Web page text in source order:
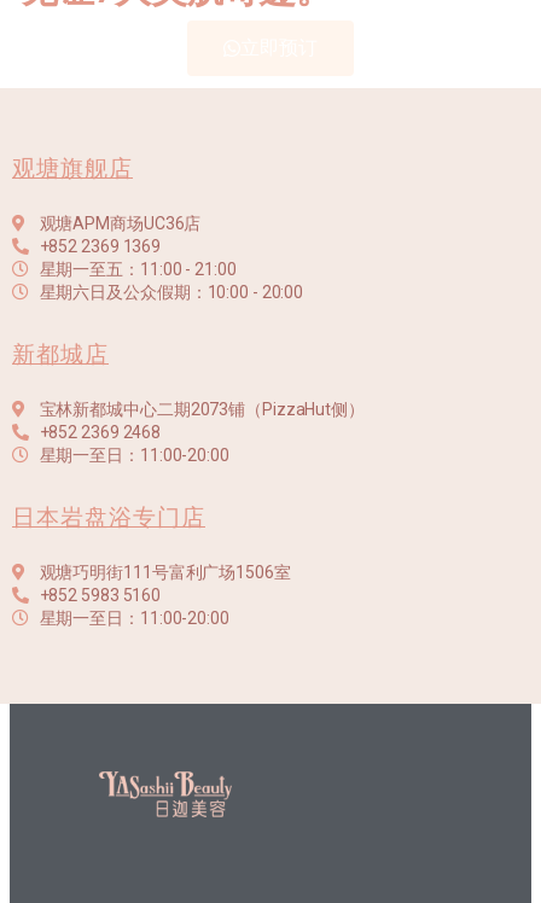
观塘旗舰店
观塘APM商场UC36店
+852 2369 1369
星期一至五：11:00 - 21:00
星期六日及公众假期：10:00 - 20:00
新都城店
宝林新都城中心二期2073铺（PizzaHut侧）
+852 2369 2468
星期一至日：11:00-20:00
日本岩盘浴专门店
观塘巧明街111号富利广场1506室
+852 5983 5160
星期一至日：11:00-20:00